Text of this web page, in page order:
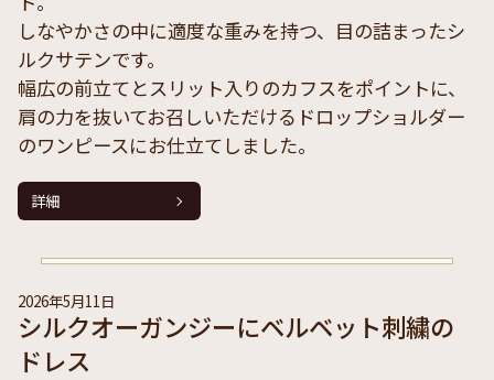
しなやかさの中に適度な重みを持つ、目の詰まったシ
ルクサテンです。
幅広の前立てとスリット入りのカフスをポイントに、
肩の力を抜いてお召しいただけるドロップショルダー
のワンピースにお仕立てしました。
詳細
2026年5月11日
シルクオーガンジーにベルベット刺繍の
ドレス